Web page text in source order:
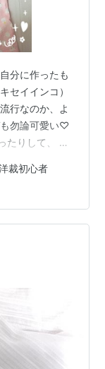
分に作ったも
セイインコ）
行なのか、よ
勿論可愛い♡
たりして、 寒
うのには悩
販サイト：
のピンクの生
ブルガーゼ等
を作ろうと思
裁初心者